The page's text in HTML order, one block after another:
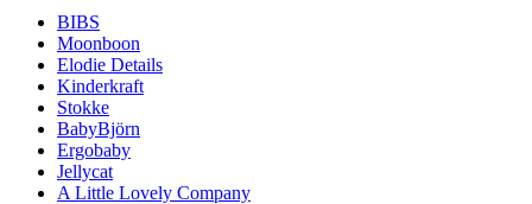
BIBS
Moonboon
Elodie Details
Kinderkraft
Stokke
BabyBjörn
Ergobaby
Jellycat
A Little Lovely Company